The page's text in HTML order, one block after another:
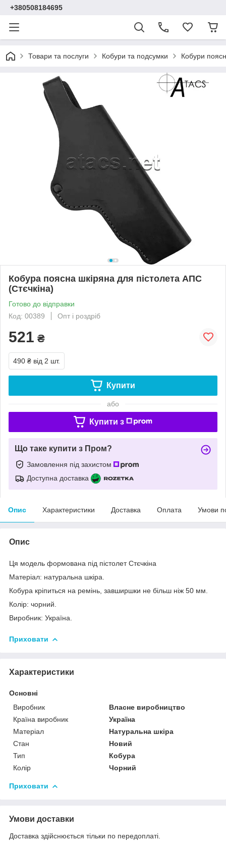
+380508184695
Товари та послуги Кобури та подсумки Кобури
Кобура поясна шкіряна для пістолета АПС
(Стєчкіна)
Готово до відправки
Код: 00389
Опт і роздріб
521 ₴
490 ₴ від 2 шт.
Купити
або
Купити з
Що таке купити з Пром?
Замовлення під захистом
Доступна доставка
Опис Характеристики Доставка Оплата Умови
Опис
Ця модель формована під пістолет Стєчкіна
Матеріал: натуральна шкіра.
Кобура кріпиться на ремінь, завширшки не більш ніж 50 мм.
Колір: чорний.
Виробник: Україна.
Приховати
Характеристики
Основні
Виробник
Власне виробництво
Країна виробник
Україна
Матеріал
Натуральна шкіра
Стан
Новий
Тип
Кобура
Колір
Чорний
Приховати
Умови доставки
Доставка здійснюється тільки по передоплаті.